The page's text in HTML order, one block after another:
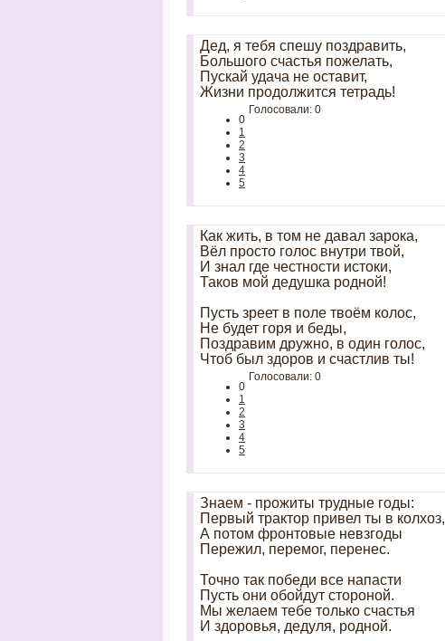
Дед, я тебя спешу поздравить,
Большого счастья пожелать,
Пускай удача не оставит,
Жизни продолжится тетрадь!
0
1
2
3
4
5
Голосовали: 0
Как жить, в том не давал зарока,
Вёл просто голос внутри твой,
И знал где честности истоки,
Таков мой дедушка родной!
Пусть зреет в поле твоём колос,
Не будет горя и беды,
Поздравим дружно, в один голос,
Чтоб был здоров и счастлив ты!
0
1
2
3
4
5
Голосовали: 0
Знаем - прожиты трудные годы:
Первый трактор привел ты в колхоз,
А потом фронтовые невзгоды
Пережил, перемог, перенес.
Точно так победи все напасти
Пусть они обойдут стороной.
Мы желаем тебе только счастья
И здоровья, дедуля, родной.